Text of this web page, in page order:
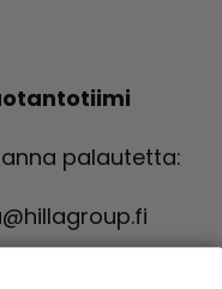
palautetta: